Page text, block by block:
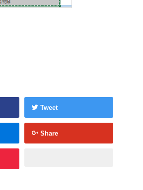
Tweet
Share